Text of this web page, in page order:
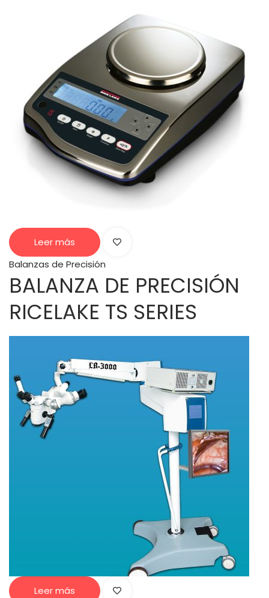
Leer más
Balanzas de Precisión
BALANZA DE PRECISIÓN
RICELAKE TS SERIES
Leer más